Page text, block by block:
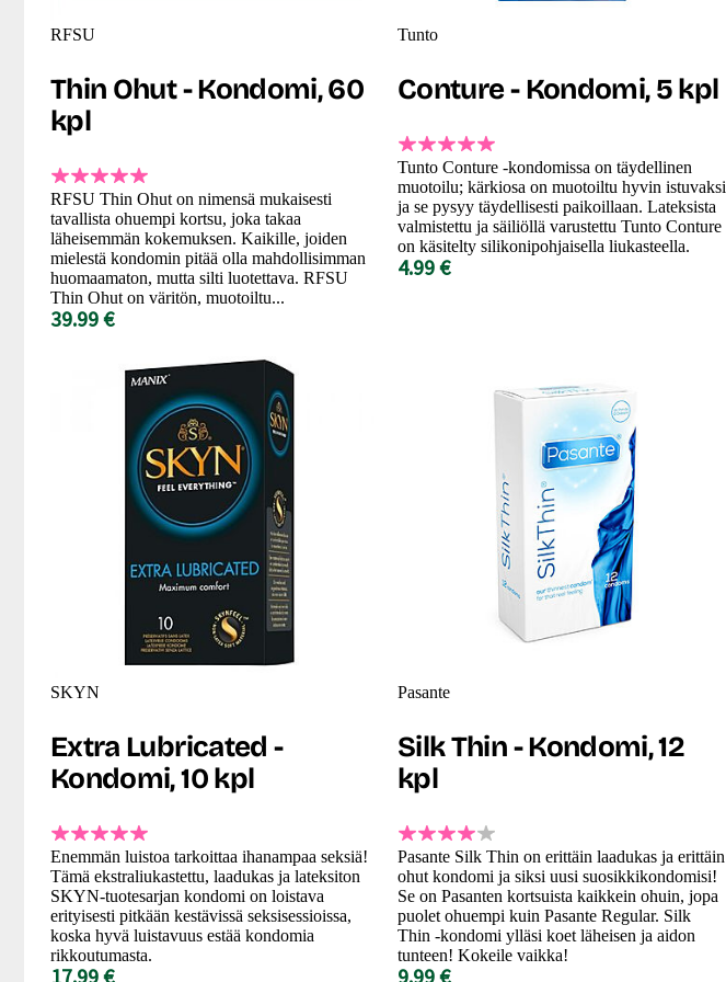
RFSU
Thin Ohut - Kondomi, 60
kpl
RFSU Thin Ohut on nimensä mukaisesti
tavallista ohuempi kortsu, joka takaa
läheisemmän kokemuksen. Kaikille, joiden
mielestä kondomin pitää olla mahdollisimman
huomaamaton, mutta silti luotettava. RFSU
Thin Ohut on väritön, muotoiltu...
39.99 €
Tunto
Conture - Kondomi, 5 kpl
Tunto Conture -kondomissa on täydellinen
muotoilu; kärkiosa on muotoiltu hyvin istuvaksi
ja se pysyy täydellisesti paikoillaan. Lateksista
valmistettu ja säiliöllä varustettu Tunto Conture
on käsitelty silikonipohjaisella liukasteella.
4.99 €
SKYN
Extra Lubricated -
Kondomi, 10 kpl
Enemmän luistoa tarkoittaa ihanampaa seksiä!
Tämä ekstraliukastettu, laadukas ja lateksiton
SKYN-tuotesarjan kondomi on loistava
erityisesti pitkään kestävissä seksisessioissa,
koska hyvä luistavuus estää kondomia
rikkoutumasta.
17.99 €
Pasante
Silk Thin - Kondomi, 12
kpl
Pasante Silk Thin on erittäin laadukas ja erittäin
ohut kondomi ja siksi uusi suosikkikondomisi!
Se on Pasanten kortsuista kaikkein ohuin, jopa
puolet ohuempi kuin Pasante Regular. Silk
Thin -kondomi ylläsi koet läheisen ja aidon
tunteen! Kokeile vaikka!
9.99 €